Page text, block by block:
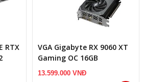
RTX
VGA Gigabyte RX 9060 XT
Gaming OC 16GB
(R9060XTGAMING
13.599.000 VNĐ